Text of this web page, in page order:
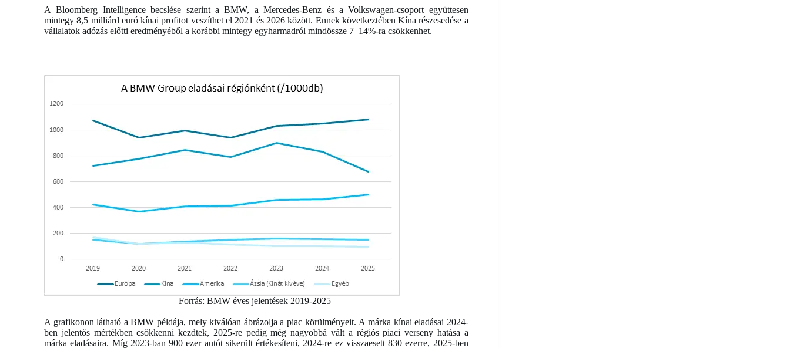
A Bloomberg Intelligence becslése szerint a BMW, a Mercedes-Benz és a Volkswagen-csoport együttesen
mintegy 8,5 milliárd euró kínai profitot veszíthet el 2021 és 2026 között. Ennek következtében Kína részesedése a
vállalatok adózás előtti eredményéből a korábbi mintegy egyharmadról mindössze 7–14%-ra csökkenhet.
Forrás: BMW éves jelentések 2019-2025
A grafikonon látható a BMW példája, mely kiválóan ábrázolja a piac körülményeit. A márka kínai eladásai 2024-
ben jelentős mértékben csökkenni kezdtek, 2025-re pedig még nagyobbá vált a régiós piaci verseny hatása a
márka eladásaira. Míg 2023-ban 900 ezer autót sikerült értékesíteni, 2024-re ez visszaesett 830 ezerre, 2025-ben